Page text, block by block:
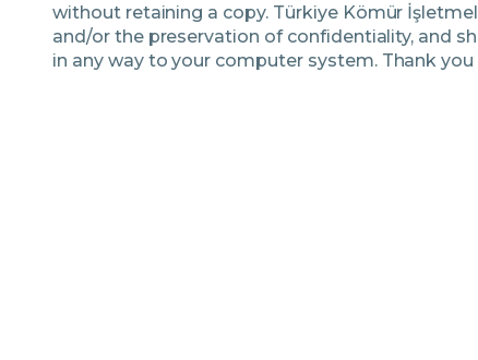
without retaining a copy. Türkiye Kömür
and/or the preservation of confidentiality, and
in any way to your computer system. Thank